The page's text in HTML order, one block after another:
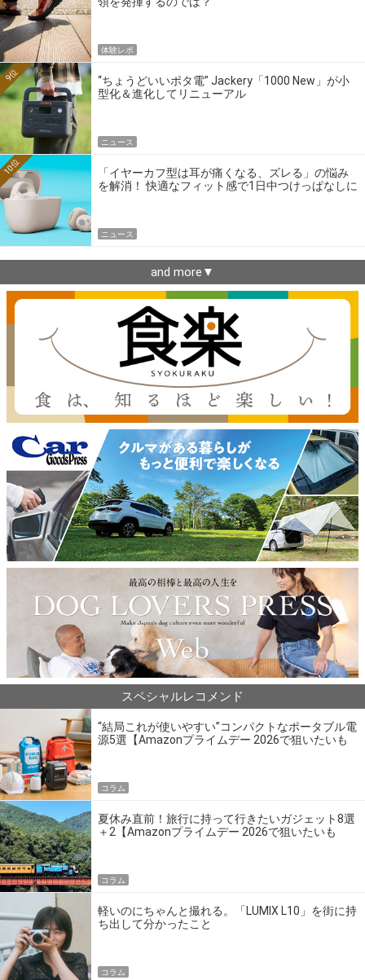
体験レポ
“ちょうどいいポタ電” Jackery「1000 New」が小
型化＆進化してリニューアル
9位
ニュース
「イヤーカフ型は耳が痛くなる、ズレる」の悩み
を解消！ 快適なフィット感で1日中つけっぱなしに
10位
ニュース
and more▼
スペシャルレコメンド
“結局これが使いやすい”コンパクトなポータブル電
源5選【Amazonプライムデー 2026で狙いたいも
コラム
夏休み直前！旅行に持って行きたいガジェット8選
＋2【Amazonプライムデー 2026で狙いたいも
コラム
軽いのにちゃんと撮れる。「LUMIX L10」を街に持
ち出して分かったこと
コラム